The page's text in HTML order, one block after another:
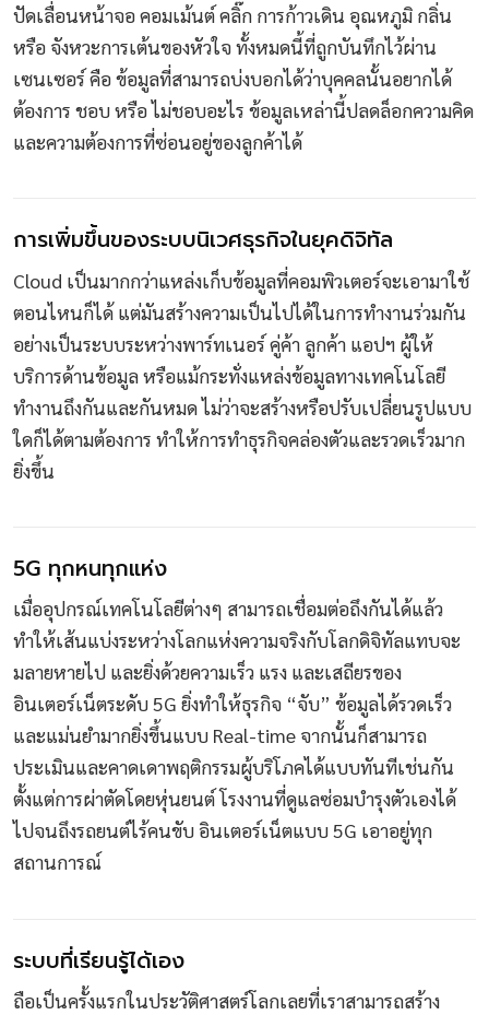
ปัดเลื่อนหน้าจอ คอมเม้นต์ คลิ๊ก การก้าวเดิน อุณหภูมิ กลิ่น
หรือ จังหวะการเต้นของหัวใจ ทั้งหมดนี้ที่ถูกบันทึกไว้ผ่าน
เซนเซอร์ คือ ข้อมูลที่สามารถบ่งบอกได้ว่าบุคคลนั้นอยากได้
ต้องการ ชอบ หรือ ไม่ชอบอะไร ข้อมูลเหล่านี้ปลดล็อกความคิด
และความต้องการที่ซ่อนอยู่ของลูกค้าได้
การเพิ่มขึ้นของระบบนิเวศธุรกิจในยุคดิจิทัล
Cloud เป็นมากกว่าแหล่งเก็บข้อมูลที่คอมพิวเตอร์จะเอามาใช้
ตอนไหนก็ได้ แต่มันสร้างความเป็นไปได้ในการทำงานร่วมกัน
อย่างเป็นระบบระหว่างพาร์ทเนอร์ คู่ค้า ลูกค้า แอปฯ ผู้ให้
บริการด้านข้อมูล หรือแม้กระทั่งแหล่งข้อมูลทางเทคโนโลยี
ทำงานถึงกันและกันหมด ไม่ว่าจะสร้างหรือปรับเปลี่ยนรูปแบบ
ใดก็ได้ตามต้องการ ทำให้การทำธุรกิจคล่องตัวและรวดเร็วมาก
ยิ่งขึ้น
5G ทุกหนทุกแห่ง
เมื่ออุปกรณ์เทคโนโลยีต่างๆ สามารถเชื่อมต่อถึงกันได้แล้ว
ทำให้เส้นแบ่งระหว่างโลกแห่งความจริงกับโลกดิจิทัลแทบจะ
มลายหายไป และยิ่งด้วยความเร็ว แรง และเสถียรของ
อินเตอร์เน็ตระดับ 5G ยิ่งทำให้ธุรกิจ “จับ” ข้อมูลได้รวดเร็ว
และแม่นยำมากยิ่งขึ้นแบบ Real-time จากนั้นก็สามารถ
ประเมินและคาดเดาพฤติกรรมผู้บริโภคได้แบบทันทีเช่นกัน
ตั้งแต่การผ่าตัดโดยหุ่นยนต์ โรงงานที่ดูแลซ่อมบำรุงตัวเองได้
ไปจนถึงรถยนต์ไร้คนขับ อินเตอร์เน็ตแบบ 5G เอาอยู่ทุก
สถานการณ์
ระบบที่เรียนรู้ได้เอง
ถือเป็นครั้งแรกในประวัติศาสตร์โลกเลยที่เราสามารถสร้าง